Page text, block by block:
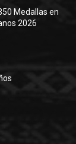
Medallas en
2026